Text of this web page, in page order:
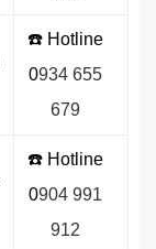
☎️ Hotline
0934 655
679
☎️ Hotline
0904 991
912